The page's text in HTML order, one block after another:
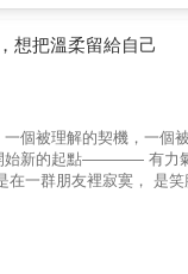
是常見的人生變化，但
滿了困惑、恐懼和猶豫
內在與外在的轉變。梅
分享特別需要智慧的人
、種福、累積福報，讓
胡靜怡│德國凱恩礦物
事長 廖日興│金利食安
想把溫柔留給自己
意的是「一個人的好日子」。